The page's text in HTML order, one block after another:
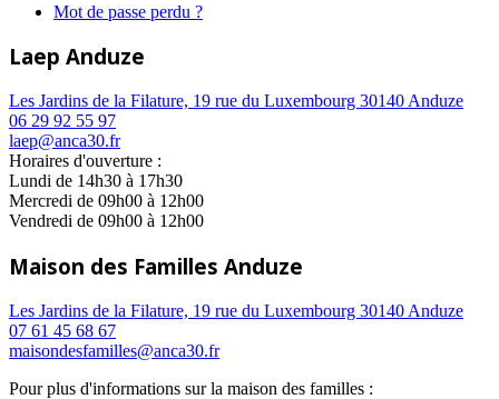
Mot de passe perdu ?
Laep Anduze
Les Jardins de la Filature, 19 rue du Luxembourg 30140 Anduze
06 29 92 55 97
laep@anca30.fr
Horaires d'ouverture :
Lundi de 14h30 à 17h30
Mercredi de 09h00 à 12h00
Vendredi de 09h00 à 12h00
Maison des Familles Anduze
Les Jardins de la Filature, 19 rue du Luxembourg 30140 Anduze
07 61 45 68 67
maisondesfamilles@anca30.fr
Pour plus d'informations sur la maison des familles :